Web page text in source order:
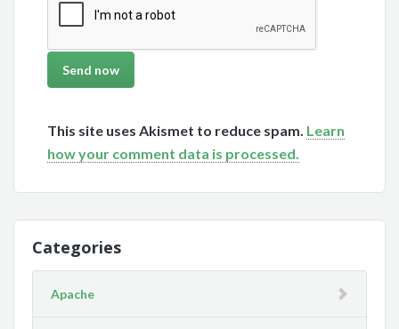
This site uses Akismet to reduce spam. Learn
how your comment data is processed.
Categories
Apache